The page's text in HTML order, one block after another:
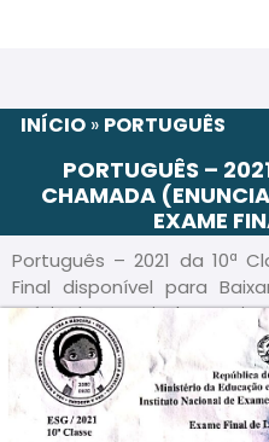
INÍCIO » PORTUGUÊS
PORTUGUÊS –
CHAMADA
EXAME
Português – 2021 da 10ª
Final disponível para
grátis do Enunciado e
do Ensino Primário de
acompanhe a
passo, para sua melhor